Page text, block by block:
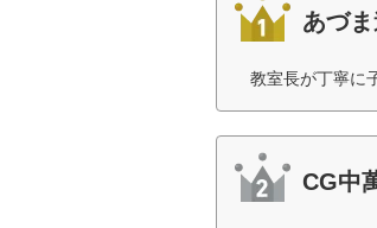
あづ
教室長が丁寧に
CG中